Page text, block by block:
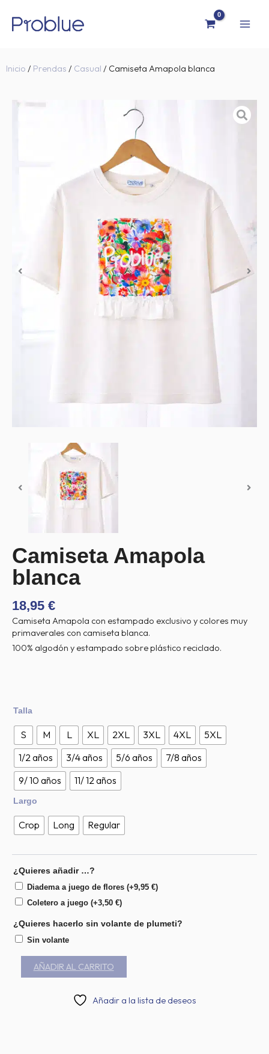
contenido
Inicio / Prendas / Casual / Camiseta Amapola blanca
Camiseta Amapola
blanca
18,95 €
Camiseta Amapola con estampado exclusivo y colores muy
primaverales con camiseta blanca.
100% algodón y estampado sobre plástico reciclado.
Talla
S M L XL 2XL 3XL 4XL
5XL
1/2 años
3/4 años 5/6 años
7/8 años
9/ 10 años
11/ 12 años
Largo
Crop Long Regular
¿Quieres añadir …?
Diadema a juego de flores (+9,95 €)
Coletero a juego (+3,50 €)
¿Quieres hacerlo sin volante de plumeti?
Sin volante
Camiseta
blanca
cantidad
AÑADIR AL CARRITO
Añadir a la lista de deseos